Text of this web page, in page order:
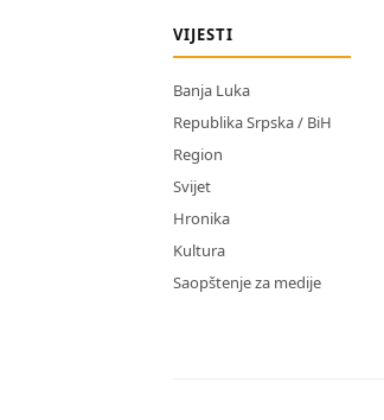
VIJESTI
Banja Luka
Republika Srpska / BiH
Region
Svijet
Hronika
Kultura
Saopštenje za medije